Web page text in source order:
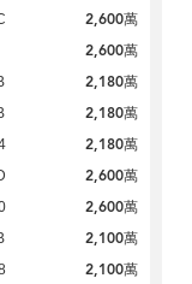
2,600萬
2,600萬
2,180萬
2,180萬
2,180萬
2,600萬
2,600萬
2,100萬
2,100萬